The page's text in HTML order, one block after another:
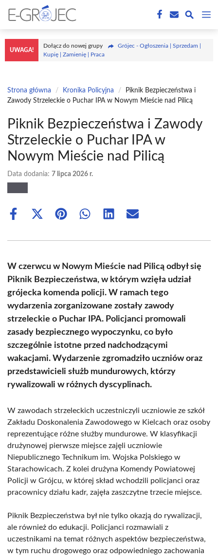
treści
UWAGA!
Dołącz do nowej grupy
Grójec - Ogłoszenia | Sprzedam |
Kupię | Zamienię | Praca
Strona główna / Kronika Policyjna /
Piknik Bezpieczeństwa i
Zawody Strzeleckie o Puchar IPA w Nowym Mieście nad Pilicą
Piknik Bezpieczeństwa i Zawody
Strzeleckie o Puchar IPA w
Nowym Mieście nad Pilicą
Data dodania: 7 lipca 2026 r.
Share
Share
(Twitter)
Share Share Share Share
W czerwcu w Nowym Mieście nad Pilicą odbył się
Piknik Bezpieczeństwa, w którym wzięła udział
grójecka komenda policji. W ramach tego
wydarzenia zorganizowane zostały zawody
strzeleckie o Puchar IPA. Policjanci promowali
zasady bezpiecznego wypoczynku, co było
szczególnie istotne przed nadchodzącymi
wakacjami. Wydarzenie zgromadziło uczniów oraz
przedstawicieli służb mundurowych, którzy
rywalizowali w różnych dyscyplinach.
W zawodach strzeleckich uczestniczyli uczniowie ze szkół
Zakładu Doskonalenia Zawodowego w Kielcach oraz osoby
reprezentujące różne służby mundurowe. W klasyfikacji
drużynowej pierwsze miejsce zajęli uczniowie
Niepublicznego Technikum im. Wojska Polskiego w
Starachowicach. Z kolei drużyna Komendy Powiatowej
Policji w Grójcu, w której skład wchodzili policjanci oraz
pracownicy działu kadr, zajęła zaszczytne trzecie miejsce.
Piknik Bezpieczeństwa był nie tylko okazją do rywalizacji,
ale również do edukacji. Policjanci rozmawiali z
uczestnikami na temat różnych aspektów bezpieczeństwa,
w tym ruchu drogowego oraz odpowiedniego zachowania